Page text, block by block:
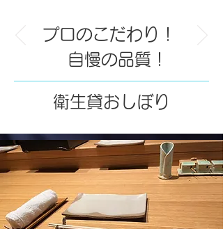
プロのこだわり！
自慢の品質！
衛生貸おしぼり